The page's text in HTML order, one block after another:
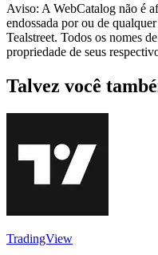
Aviso: A WebCatalog não é
endossada por ou de
Tealstreet. Todos os nomes
propriedade de seus
Talvez você
TradingView